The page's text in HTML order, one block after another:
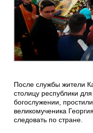
После службы жители
столицу республики
богослужении,
великомученика
следовать по стране.